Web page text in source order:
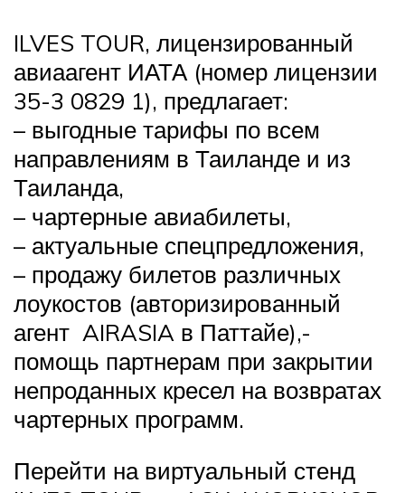
ILVES TOUR, лицензированный
авиаагент ИАТА (номер лицензии
35-3 0829 1), предлагает:
– выгодные тарифы по всем
направлениям в Таиланде и из
Таиланда,
– чартерные авиабилеты,
– актуальные спецпредложения,
– продажу билетов различных
лоукостов (авторизированный
агент AIRASIA в Паттайе),-
помощь партнерам при закрытии
непроданных кресел на возвратах
чартерных программ.
Перейти на виртуальный стенд